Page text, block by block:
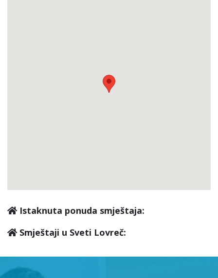
Istaknuta ponuda smještaja:
Smještaji u Sveti Lovreč: